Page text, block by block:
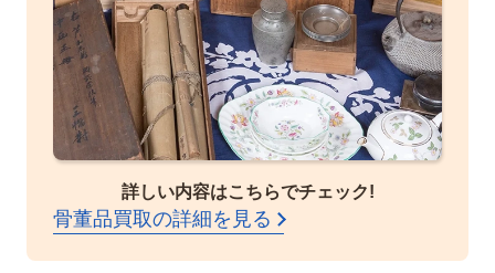
詳しい内容はこちらでチェック!
骨董品買取の詳細を見る